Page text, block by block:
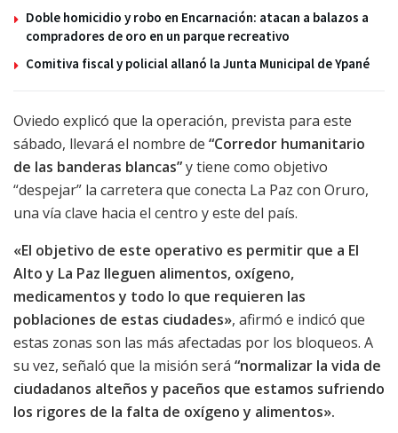
Doble homicidio y robo en Encarnación: atacan a balazos a
compradores de oro en un parque recreativo
Comitiva fiscal y policial allanó la Junta Municipal de Ypané
Oviedo explicó que la operación, prevista para este
sábado, llevará el nombre de “Corredor humanitario
de las banderas blancas”y tiene como objetivo
“despejar” la carretera que conecta La Paz con Oruro,
una vía clave hacia el centro y este del país.
«El objetivo de este operativo es permitir que a El
Alto y La Paz lleguen alimentos, oxígeno,
medicamentos y todo lo que requieren las
poblaciones de estas ciudades», afirmó e indicó que
estas zonas son las más afectadas por los bloqueos. A
su vez, señaló que la misión será “normalizar la vida de
ciudadanos alteños y paceños que estamos sufriendo
los rigores de la falta de oxígeno y alimentos».